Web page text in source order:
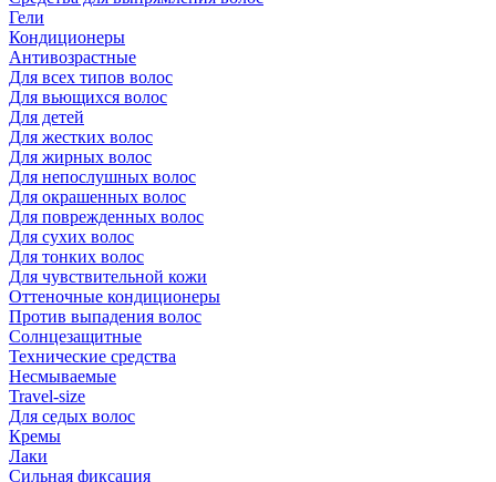
Гели
Кондиционеры
Антивозрастные
Для всех типов волос
Для вьющихся волос
Для детей
Для жестких волос
Для жирных волос
Для непослушных волос
Для окрашенных волос
Для поврежденных волос
Для сухих волос
Для тонких волос
Для чувствительной кожи
Оттеночные кондиционеры
Против выпадения волос
Солнцезащитные
Технические средства
Несмываемые
Travel-size
Для седых волос
Кремы
Лаки
Сильная фиксация